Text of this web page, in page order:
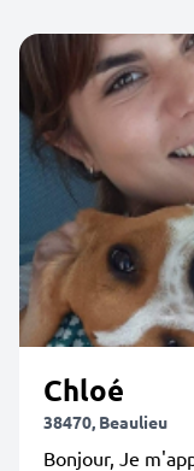
Chloé
38470, Beaulieu
Bonjour, Je